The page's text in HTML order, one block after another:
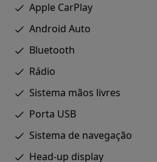
Apple CarPlay
Android Auto
Bluetooth
Rádio
Sistema mãos livres
Porta USB
Sistema de navegação
Head-up display